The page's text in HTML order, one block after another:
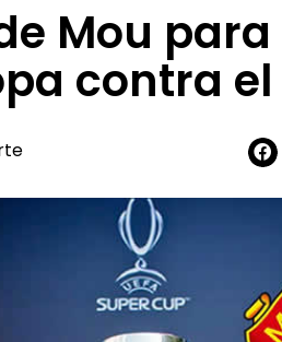
Mou
contra el